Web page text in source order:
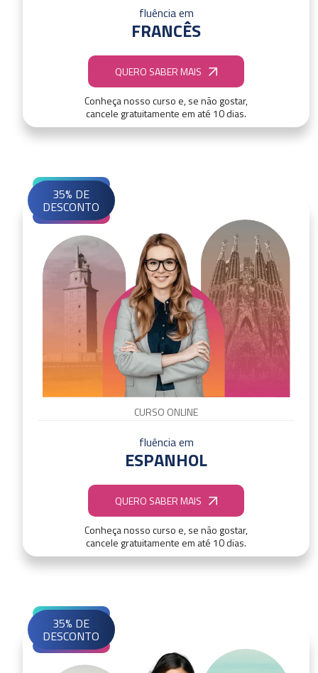
fluência em
FRANCÊS
QUERO SABER MAIS
Conheça nosso curso e, se não gostar,
cancele gratuitamente em até 10 dias.
CURSO ONLINE
fluência em
ESPANHOL
QUERO SABER MAIS
Conheça nosso curso e, se não gostar,
cancele gratuitamente em até 10 dias.
35% DE
DESCONTO
35% DE
DESCONTO